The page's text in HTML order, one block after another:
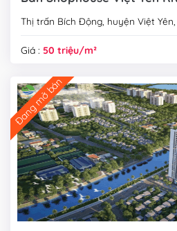
Thị trấn Bích Động, huyện Việt
Giá : 50 triệu/m²
Đang mở bán